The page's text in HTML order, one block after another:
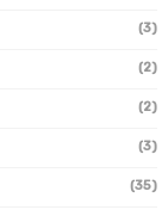
(3)
(2)
(2)
(3)
(35)